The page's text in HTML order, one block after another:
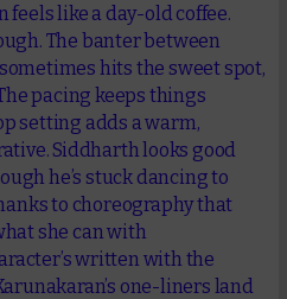
feels like a day-old coffee.
The banter between
hits the sweet spot,
pacing keeps things
setting adds a warm,
Siddharth looks good
he’s stuck dancing to
to choreography that
she can with
written with the
one-liners land